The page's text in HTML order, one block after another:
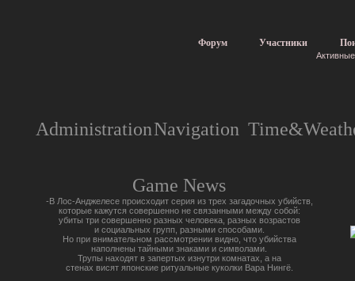
Форум Участники
AdministrationNavigation
Game News
-В Лос-Анджелесе происходит серия из трех загадочных убийств,
которые кажутся совершенно не связанными между собой:
убиты три совершенно разных человека, разных возрастов
и социальных групп, разными способами.
Но при внимательном рассмотрении видно, что убийства
наполнены тайными знаками и символами.
Трупы находят в запертых изнутри комнатах, а на
стенах висят японские ритуальные куколки Вара Нингё.